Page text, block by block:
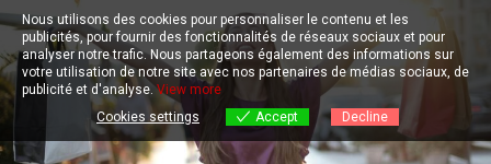
Aller
au
contenu
Nous utilisons des cookies pour personnaliser le contenu et les
publicités, pour fournir des fonctionnalités de réseaux sociaux et pour
analyser notre trafic.Nous partageons également des informations sur
votre utilisation de notre site avec nos partenaires de médias sociaux, de
publicité et d'analyse. View more
Cookies settings
Accept Decline